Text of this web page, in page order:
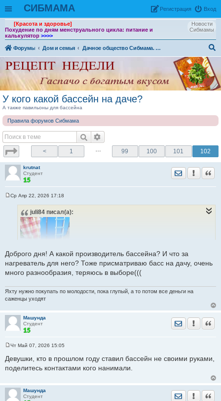
СИБМАМА Вход
Рeгиcтpaция
Новости
Сибмамы
[Красота и здоровье]
Похудение по дням менструального цикла: питание и
калькулятор >>>>
Форумы Дом и семья
Дачное общество Сибмама. Огородно - садовая жизнь
ск
У кого какой бассейн на даче?
А также павильоны для бассейна
Правила форумов Сибмама
< 1 … 99 100 101 102
krutnat
Студент
Отправить
Ср Апр 22, 2026 17:18
juli84 писал(а):
Поддержу тему. У нас каркасный бассейн 3,66"1,33. Большой,
глубокий, хороший. Стоит на Пеноплекс. В прошлом году
купили к нему электрический нагреватель. Воду нагревает до
31-32 градусов. Включаем в 8 утра и к 3 дня уже такая вода.
Электричества ест не много, кондиционер больше потребляет.
Доброго дня! А какой производитель бассейна? И что за
нагреватель для него? Тоже присматриваю басс на дачу, очень
много разнообразия, теряюсь в выборе(((
Яхту нужно покупать по молодости, пока глупый, а то потом все деньги на
саженцы уходят
Машунда
Студент
Отправить
о
б
щ
н
и
е
Чт Май 07, 2026 15:05
Девушки, кто в прошлом году ставил бассейн не своими руками,
поделитесь контактами кого нанимали.
Машунда
Студент
Отправить